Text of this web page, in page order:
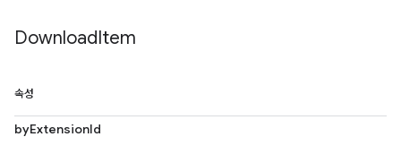
DownloadItem
속성
byExtensionId